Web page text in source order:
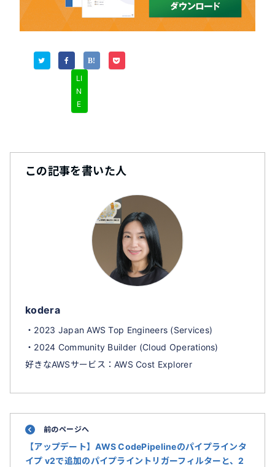
LI
N
E
この記事を書いた人
kodera
・2023 Japan AWS Top Engineers (Services)
・2024 Community Builder (Cloud Operations)
好きなAWSサービス：AWS Cost Explorer
前のページへ
【アップデート】AWS CodePipelineのパイプラインタ
イプ v2で追加のパイプライントリガーフィルターと、2